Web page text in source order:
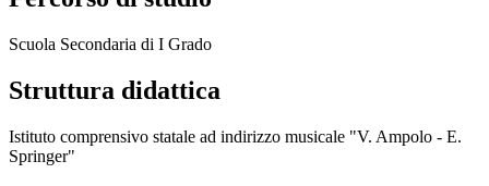
Scuola Secondaria di I Grado
Struttura didattica
Istituto comprensivo statale ad indirizzo musicale "V. Ampolo - E.
Springer"